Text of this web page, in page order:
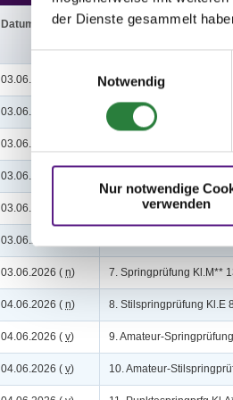
der Dienste gesammelt
Notwendig
Nur notwendige
verwenden
Datum Prüfung
03.06.2026 ( 1. Gewöhnungs-Spring-LP
03.06.2026 ( 2. Springpferdeprüfung
03.06.2026 (
03.06.2026 (
03.06.2026 ( 5. Springpferdeprüfung
03.06.2026 (
03.06.2026 ( n) 7. Springprüfung Kl.M**
04.06.2026 ( n) 8. Stilspringprüfung Kl.E
04.06.2026 ( v) 9. Amateur-
04.06.2026 ( v) 10. Amateur-